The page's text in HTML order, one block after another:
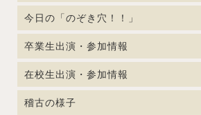
今日の「のぞき穴！！」
卒業生出演・参加情報
在校生出演・参加情報
稽古の様子